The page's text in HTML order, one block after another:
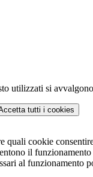
utilizzati si
tutti i cookies
quali cookie
il
al funzionamento